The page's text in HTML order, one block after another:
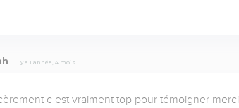
Il y a 1 année, 4 mois
c est vraiment top pour témoigner merci